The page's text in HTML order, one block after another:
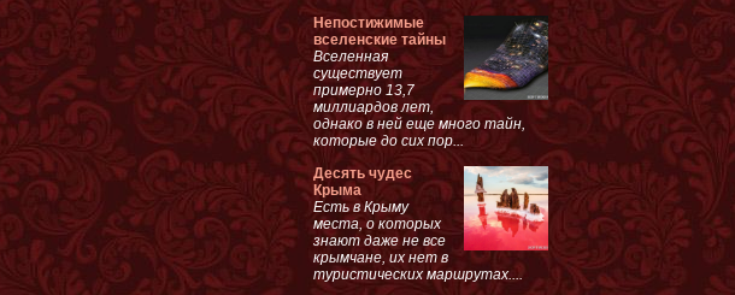
Непостижимые
вселенские тайны
Вселенная
существует
примерно 13,7
миллиардов лет,
однако в ней еще много тайн,
которые до сих пор...
Десять чудес
Крыма
Есть в Крыму
места, о которых
знают даже не все
крымчане, их нет в
туристических маршрутах....